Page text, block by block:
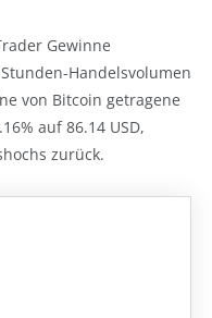
Gewinne
Handelsvolumen
von Bitcoin getragene
auf 86.14 USD,
zurück.